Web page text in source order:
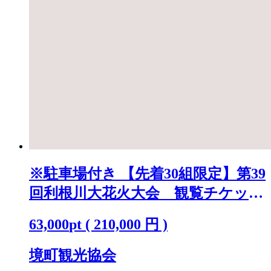
※駐車場付き 【先着30組限定】第39
回利根川大花火大会 観覧チケット
63,000pt ( 210,000 円 )
境町観光協会